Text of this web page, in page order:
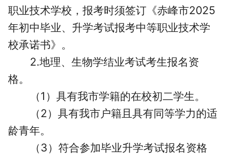
职业技术学校，报考时须签订《赤峰市2025
年初中毕业、升学考试报考中等职业技术学
校承诺书》。
2.地理、生物学结业考试考生报名资
格。
（1）具有我市学籍的在校初二学生。
（2）具有我市户籍且具有同等学力的适
龄青年。
（3）符合参加毕业升学考试报名资格